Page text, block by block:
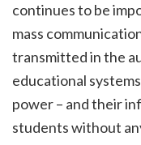
continues to be
mass
transmitted in the
educational
power – and their
students without